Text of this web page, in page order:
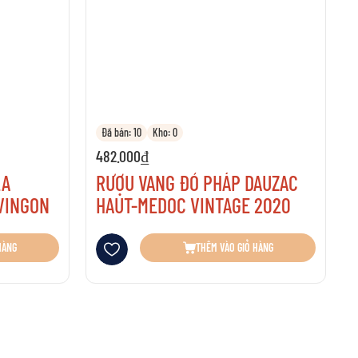
Đã bán: 10 Kho: 0
482.000₫
RƯỢU VANG ĐỎ PHÁP DAUZAC
HAUT-MEDOC VINTAGE 2020
Thêm vào danh sách yêu thích
THÊM VÀO GIỎ HÀNG